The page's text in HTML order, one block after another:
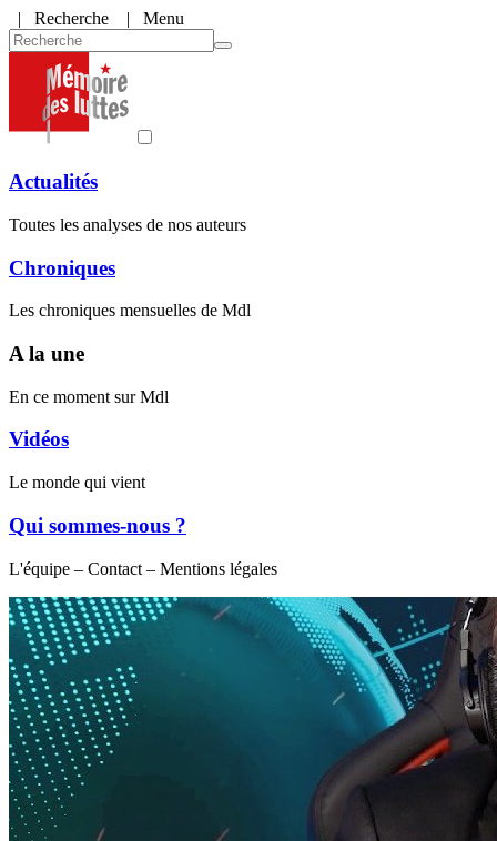
| Recherche | Menu
Actualités
Toutes les analyses de nos auteurs
Chroniques
Les chroniques mensuelles de Mdl
A la une
En ce moment sur Mdl
Vidéos
Le monde qui vient
Qui sommes-nous ?
L'équipe – Contact – Mentions légales